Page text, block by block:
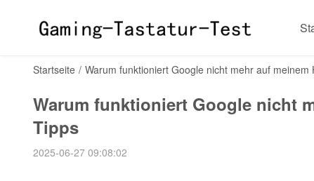
Startseite / Warum funktioniert Google nicht mehr auf
Warum funktioniert Google nicht
Tipps
2025-06-27 09:08:02